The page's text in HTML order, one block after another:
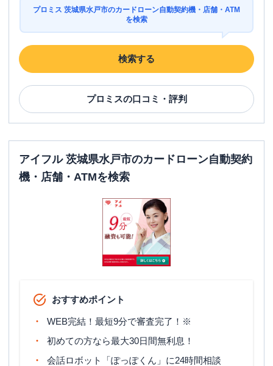
プロミス 茨城県水戸市のカードローン自動契約機・店舗・ATM
を検索
検索する
プロミスの口コミ・評判
アイフル 茨城県水戸市のカードローン自動契約
機・店舗・ATMを検索
おすすめポイント
WEB完結！最短9分で審査完了！※
初めての方なら最大30日間無利息！
会話ロボット「ぽっぽくん」に24時間相談